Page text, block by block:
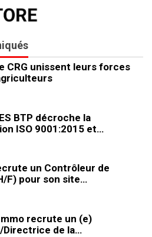
CRG unissent leurs forces
BTP décroche la
ISO 9001:2015 et…
un Contrôleur de
F) pour son site…
recrute un (e)
Directrice de la…